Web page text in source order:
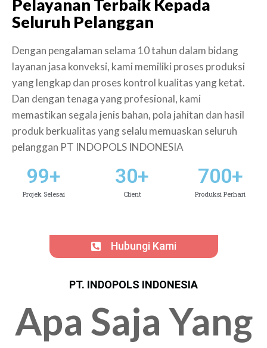
Pelayanan Terbaik Kepada
Seluruh Pelanggan
Dengan pengalaman selama 10 tahun dalam bidang
layanan jasa konveksi, kami memiliki proses produksi
yang lengkap dan proses kontrol kualitas yang ketat.
Dan dengan tenaga yang profesional, kami
memastikan segala jenis bahan, pola jahitan dan hasil
produk berkualitas yang selalu memuaskan seluruh
pelanggan PT INDOPOLS INDONESIA
Hubungi Kami
99+
Projek Selesai
30+
Client
700+
Produksi Perhari
PT. INDOPOLS INDONESIA
Apa Saja Yang